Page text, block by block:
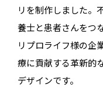
リを制作しました。
養士と患者さんをつ
リプロライフ様の企
療に貢献する革新的
デザインです。